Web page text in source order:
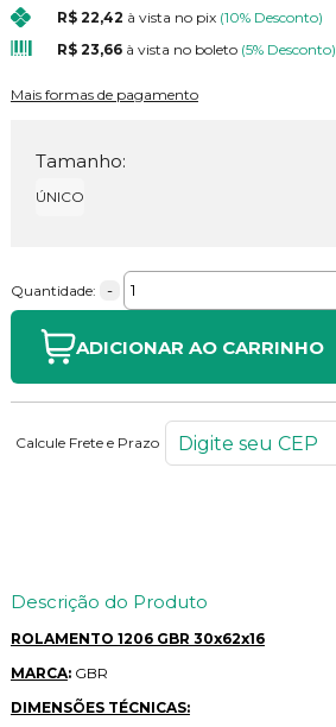
R$ 22,42 à vista no pix (10% Desconto)
R$ 23,66 à vista no boleto (5% Desconto)
Mais formas de pagamento
Tamanho:
ÚNICO
Quantidade: -
ADICIONAR AO CARRINHO
Calcule Frete e Prazo
Descrição do Produto
ROLAMENTO 1206 GBR 30x62x16
MARCA:GBR
DIMENSÕES TÉCNICAS: